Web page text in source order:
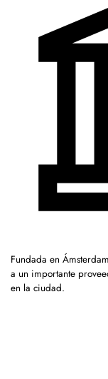
Fundada en
a un importante
en la ciudad.